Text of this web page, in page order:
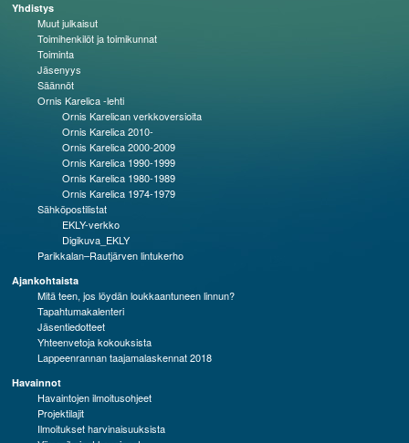
Yhdistys
Muut julkaisut
Toimihenkilöt ja toimikunnat
Toiminta
Jäsenyys
Säännöt
Ornis Karelica -lehti
Ornis Karelican verkkoversioita
Ornis Karelica 2010-
Ornis Karelica 2000-2009
Ornis Karelica 1990-1999
Ornis Karelica 1980-1989
Ornis Karelica 1974-1979
Sähköpostilistat
EKLY-verkko
Digikuva_EKLY
Parikkalan–Rautjärven lintukerho
Ajankohtaista
Mitä teen, jos löydän loukkaantuneen linnun?
Tapahtumakalenteri
Jäsentiedotteet
Yhteenvetoja kokouksista
Lappeenrannan taajamalaskennat 2018
Havainnot
Havaintojen ilmoitusohjeet
Projektilajit
Ilmoitukset harvinaisuuksista